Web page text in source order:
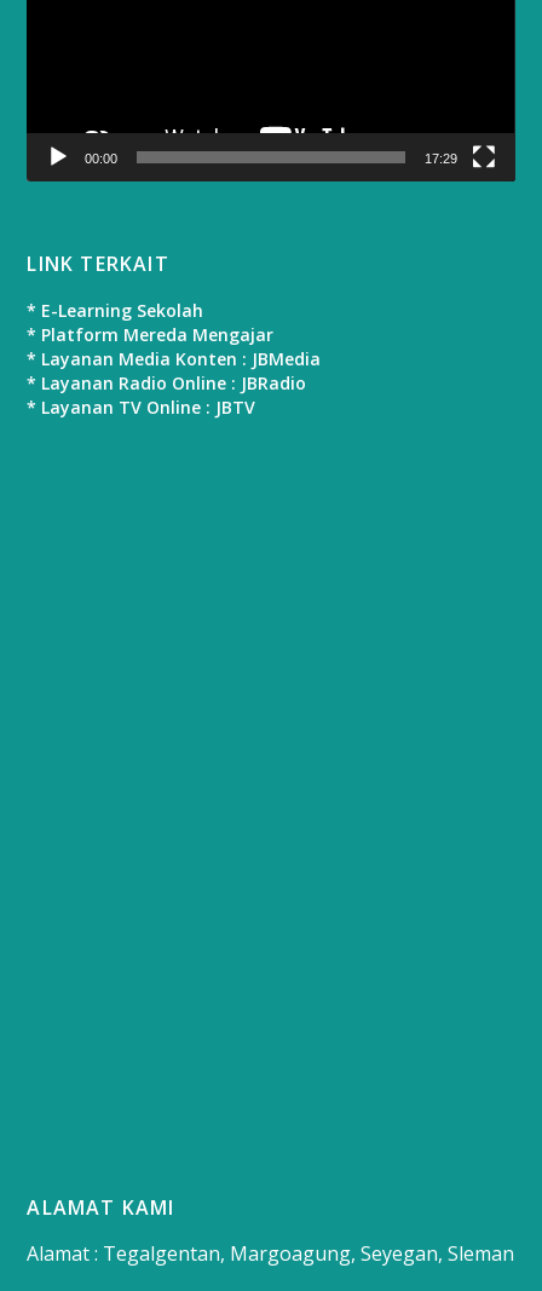
00:00 17:29
LINK TERKAIT
* E-Learning Sekolah
* Platform Mereda Mengajar
* Layanan Media Konten : JBMedia
* Layanan Radio Online : JBRadio
* Layanan TV Online : JBTV
ALAMAT KAMI
Alamat : Tegalgentan, Margoagung, Seyegan, Sleman